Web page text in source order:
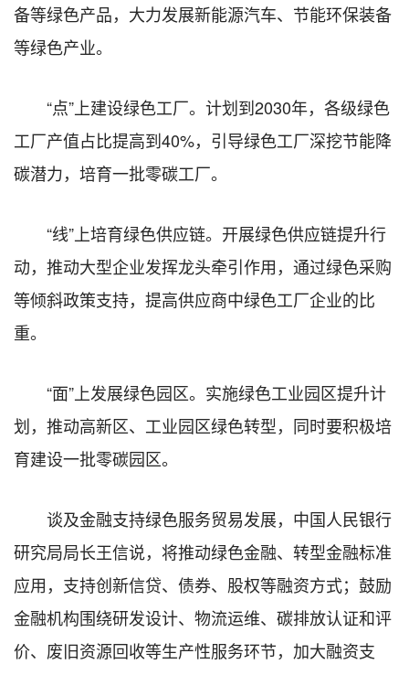
备等绿色产品，大力发展新能源汽车、节能环保装备
等绿色产业。
“点”上建设绿色工厂。计划到2030年，各级绿色
工厂产值占比提高到40%，引导绿色工厂深挖节能降
碳潜力，培育一批零碳工厂。
“线”上培育绿色供应链。开展绿色供应链提升行
动，推动大型企业发挥龙头牵引作用，通过绿色采购
等倾斜政策支持，提高供应商中绿色工厂企业的比
重。
“面”上发展绿色园区。实施绿色工业园区提升计
划，推动高新区、工业园区绿色转型，同时要积极培
育建设一批零碳园区。
谈及金融支持绿色服务贸易发展，中国人民银行
研究局局长王信说，将推动绿色金融、转型金融标准
应用，支持创新信贷、债券、股权等融资方式；鼓励
金融机构围绕研发设计、物流运维、碳排放认证和评
价、废旧资源回收等生产性服务环节，加大融资支